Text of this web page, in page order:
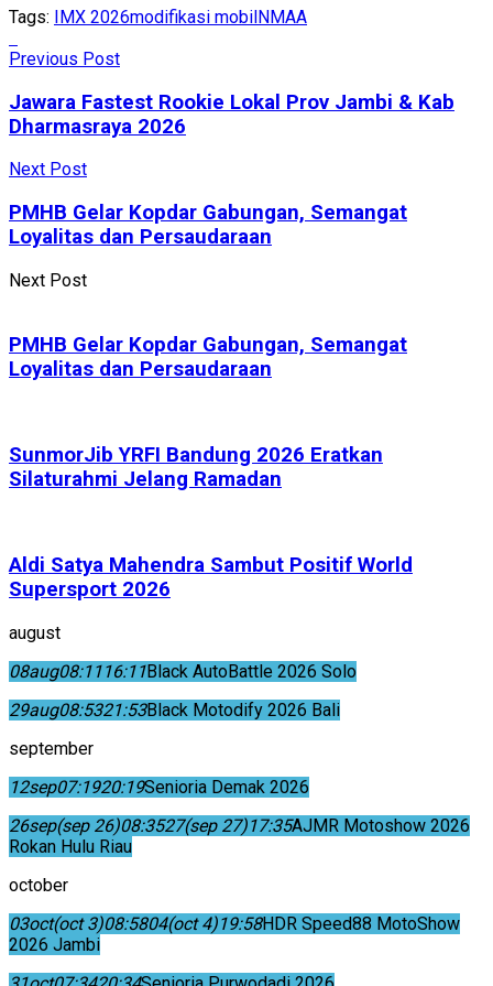
Tags: IMX 2026modifikasi mobilNMAA
Previous Post
Jawara Fastest Rookie Lokal Prov Jambi & Kab
Dharmasraya 2026
Next Post
PMHB Gelar Kopdar Gabungan, Semangat
Loyalitas dan Persaudaraan
Next Post
PMHB Gelar Kopdar Gabungan, Semangat
Loyalitas dan Persaudaraan
SunmorJib YRFI Bandung 2026 Eratkan
Silaturahmi Jelang Ramadan
Aldi Satya Mahendra Sambut Positif World
Supersport 2026
august
08aug08:1116:11Black AutoBattle 2026 Solo
29aug08:5321:53Black Motodify 2026 Bali
september
12sep07:1920:19Senioria Demak 2026
26sep(sep 26)08:3527(sep 27)17:35AJMR Motoshow 2026
Rokan Hulu Riau
october
03oct(oct 3)08:5804(oct 4)19:58HDR Speed88 MotoShow
2026 Jambi